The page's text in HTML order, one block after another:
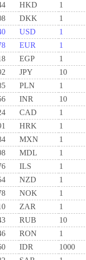
HKD 1
DKK 1
USD 1
EUR 1
EGP 1
JPY 10
PLN 1
INR 10
CAD 1
HRK 1
MXN 1
MDL 1
ILS 1
NZD 1
NOK 1
ZAR 1
RUB 10
RON 1
IDR 1000